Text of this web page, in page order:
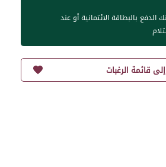
الدفع بالبطاقة الائتمانية أو عند
قائمة الرغبات